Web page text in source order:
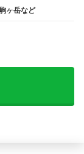
ヶ岳など